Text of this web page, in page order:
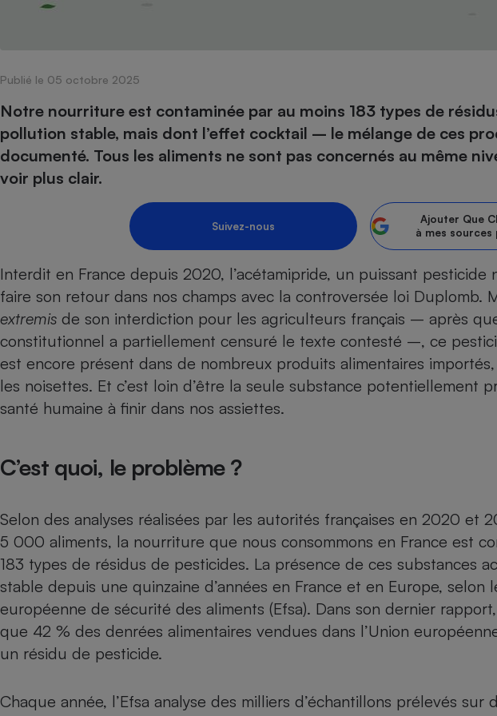
Publié le 05 octobre 2025
Notre nourriture est contaminée par au moins 183 types de
pollution stable, mais dont l’effet cocktail – le mélange de ces
documenté. Tous les aliments ne sont pas concernés au même
voir plus clair.
Suivez-nous
Ajouter Que
à mes
Interdit en France depuis 2020, l’acétamipride, un puissant pesticide
faire son retour dans nos champs avec la controversée loi Duplomb.
extremis de son interdiction pour les agriculteurs français – après
constitutionnel a partiellement censuré le texte contesté –, ce
est encore présent dans de nombreux produits alimentaires
les noisettes. Et c’est loin d’être la seule substance potentiellement
santé humaine à finir dans nos assiettes.
C’est quoi, le problème ?
Selon des analyses réalisées par les autorités françaises en 2020 et
5 000 aliments, la nourriture que nous consommons en France est
183 types de résidus de pesticides. La présence de ces substances
stable depuis une quinzaine d’années en France et en Europe, selon
européenne de sécurité des aliments (Efsa). Dans son dernier rapport
que 42 % des denrées alimentaires vendues dans l’Union
un résidu de pesticide.
Chaque année, l’Efsa analyse des milliers d’échantillons prélevés sur
Champagne - Comment
bouteille de champagne
Assurance emprunteur Assurance
Banque en ligne
Lave-linge Lave-
Climatiseur -
Ventilateur
Aspirateur
Téléviseur Ordinateur
Téléphone mobile -
Antivirus
Matelas Poêle à
Radiateur électrique Électricité -
Climatiseur -
Ventilateur
Lessive
Mutuelle Aide
Antimoustique Crème